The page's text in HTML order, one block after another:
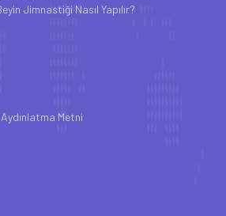
Jimnastiği Nasıl Yapılır?
Metni